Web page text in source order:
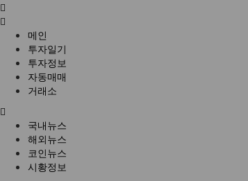
메인
투자일기
투자정보
자동매매
거래소
국내뉴스
해외뉴스
코인뉴스
시황정보